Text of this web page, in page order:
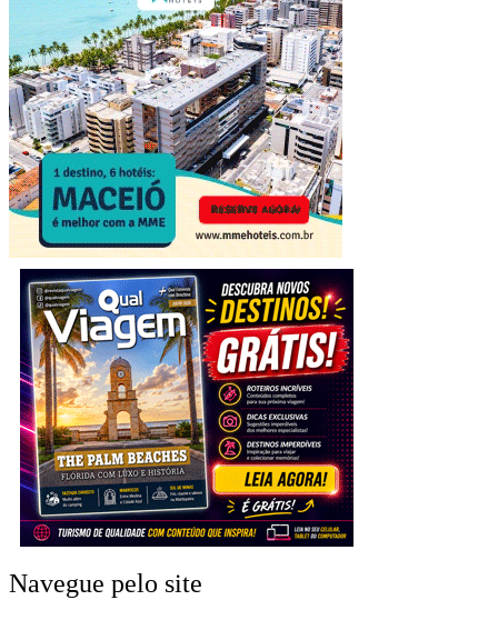
Navegue pelo site